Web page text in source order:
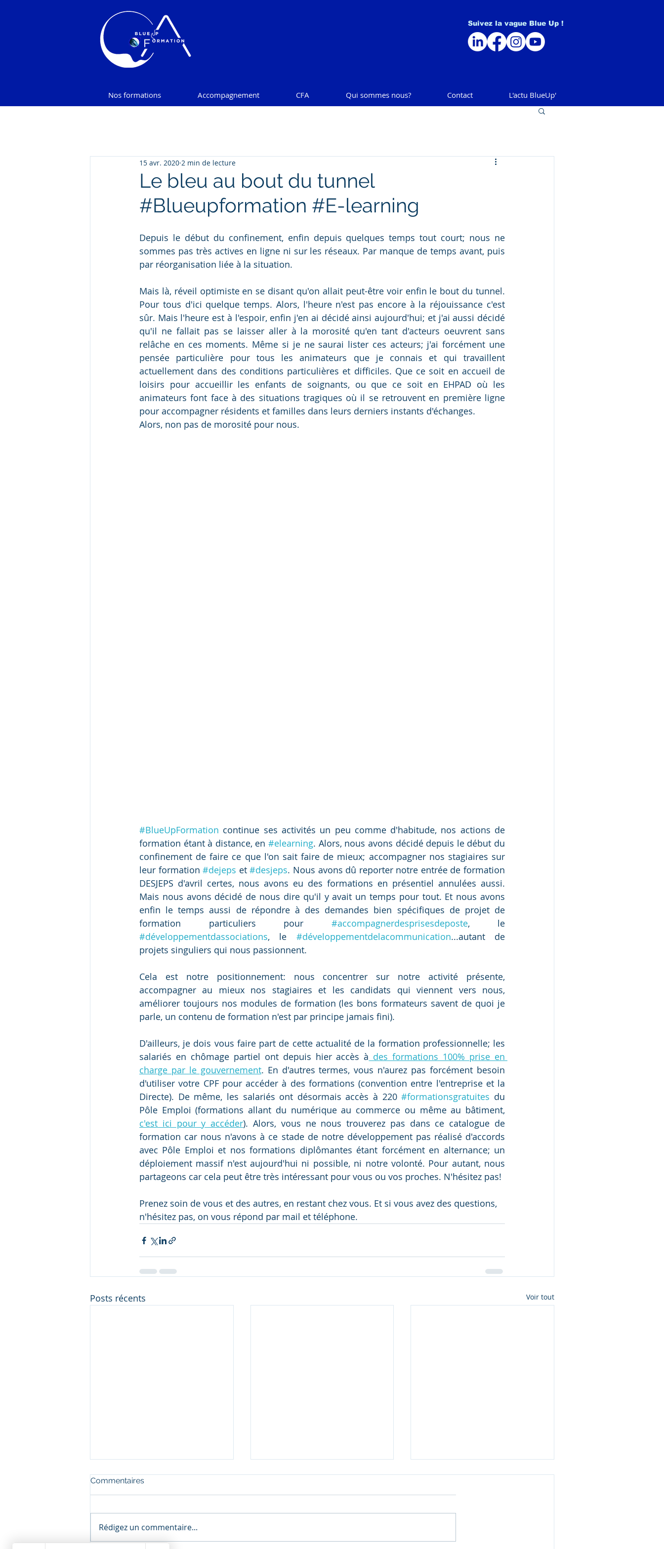
Suivez la vague Blue Up !
Nos formations Accompagnement CFA Qui sommes nous? Contact L'actu BlueUp'
Le bleu au bout du tunnel
#Blueupformation #E-learning
15 avr. 2020 2 min de lecture
Depuis le début du confinement, enfin depuis quelques temps tout court; nous ne
sommes pas très actives en ligne ni sur les réseaux. Par manque de temps avant, puis
par réorganisation liée à la situation.
Mais là, réveil optimiste en se disant qu'on allait peut-être voir enfin le bout du tunnel.
Pour tous d'ici quelque temps. Alors, l'heure n'est pas encore à la réjouissance c'est
sûr. Mais l'heure est à l'espoir, enfin j'en ai décidé ainsi aujourd'hui; et j'ai aussi décidé
qu'il ne fallait pas se laisser aller à la morosité qu'en tant d'acteurs oeuvrent sans
relâche en ces moments. Même si je ne saurai lister ces acteurs; j'ai forcément une
pensée particulière pour tous les animateurs que je connais et qui travaillent
actuellement dans des conditions particulières et difficiles. Que ce soit en accueil de
loisirs pour accueillir les enfants de soignants, ou que ce soit en EHPAD où les
animateurs font face à des situations tragiques où il se retrouvent en première ligne
pour accompagner résidents et familles dans leurs derniers instants d'échanges.
Alors, non pas de morosité pour nous.
#BlueUpFormation continue ses activités un peu comme d'habitude, nos actions de
formation étant à distance, en #elearning. Alors, nous avons décidé depuis le début du
confinement de faire ce que l'on sait faire de mieux; accompagner nos stagiaires sur
leur formation #dejeps et #desjeps. Nous avons dû reporter notre entrée de formation
DESJEPS d'avril certes, nous avons eu des formations en présentiel annulées aussi.
Mais nous avons décidé de nous dire qu'il y avait un temps pour tout. Et nous avons
enfin le temps aussi de répondre à des demandes bien spécifiques de projet de
formation particuliers pour #accompagnerdesprisesdeposte
#développementdassociations, le #développementdelacommunication...autant de
projets singuliers qui nous passionnent.
Cela est notre positionnement: nous concentrer sur notre activité présente,
accompagner au mieux nos stagiaires et les candidats qui viennent vers nous,
améliorer toujours nos modules de formation (les bons formateurs savent de quoi je
parle, un contenu de formation n'est par principe jamais fini).
D'ailleurs, je dois vous faire part de cette actualité de la formation professionnelle; les
salariés en chômage partiel ont depuis hier accès à des formations 100% prise en
charge par le gouvernement. En d'autres termes, vous n'aurez pas forcément besoin
d'utiliser votre CPF pour accéder à des formations (convention entre l'entreprise et la
Directe). De même, les salariés ont désormais accès à 220 #formationsgratuites du
c'est ici pour y accéder). Alors, vous ne nous trouverez pas dans ce catalogue de
formation car nous n'avons à ce stade de notre développement pas réalisé d'accords
avec Pôle Emploi et nos formations diplômantes étant forcément en alternance; un
déploiement massif n'est aujourd'hui ni possible, ni notre volonté. Pour autant, nous
partageons car cela peut être très intéressant pour vous ou vos proches. N'hésitez pas!
Prenez soin de vous et des autres, en restant chez vous. Et si vous avez des questions,
n'hésitez pas, on vous répond par mail et téléphone.
Posts récents Voir tout
Commentaires
Rédigez un commentaire...